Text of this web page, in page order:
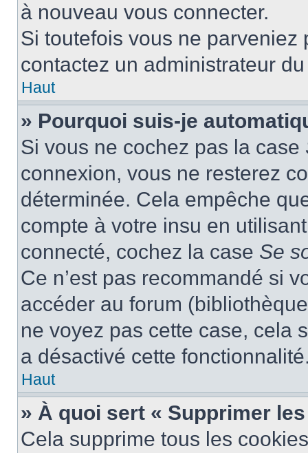
à nouveau vous connecter.
Si toutefois vous ne
contactez un administrateur
Haut
» Pourquoi suis-je
Si vous ne cochez pas la case
connexion, vous ne resterez
déterminée. Cela empêche
compte à votre insu en
connecté, cochez la case Se
Ce n’est pas recommandé si
accéder au forum
ne voyez pas cette case, cela
a désactivé cette
Haut
» À quoi sert « Supprimer
Cela supprime tous les